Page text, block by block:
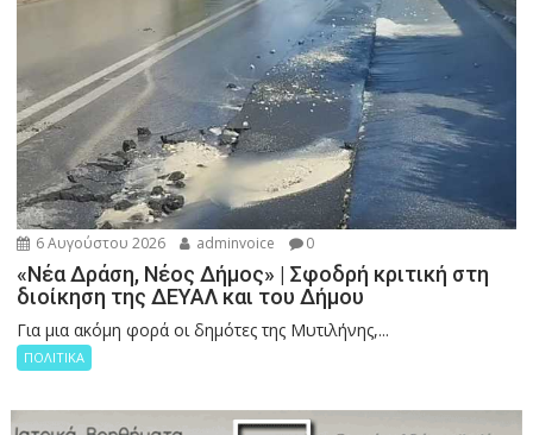
6 Αυγούστου 2026 adminvoice 0
«Νέα Δράση, Νέος Δήμος» | Σφοδρή κριτική στη
διοίκηση της ΔΕΥΑΛ και του Δήμου
Για μια ακόμη φορά οι δημότες της Μυτιλήνης,...
ΠΟΛΙΤΙΚΑ